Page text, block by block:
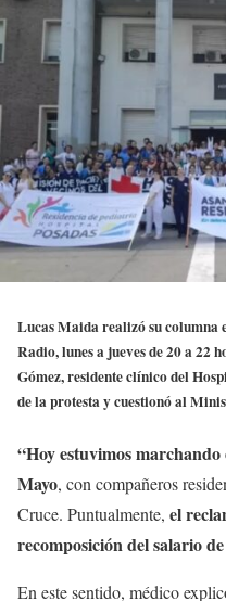
Lucas Maida realizó su columna
Radio, lunes a jueves de 20 a 22
Gómez, residente clínico del
de la protesta y cuestionó al
“Hoy estuvimos marchando
Mayo, con compañeros
Cruce. Puntualmente, el
recomposición del salario
En este sentido, médico